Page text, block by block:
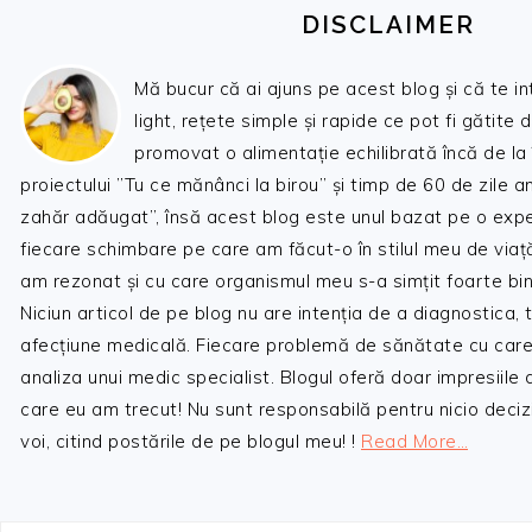
DISCLAIMER
Mă bucur că ai ajuns pe acest blog și că te
light, rețete simple și rapide ce pot fi gătite
promovat o alimentație echilibrată încă de
proiectului ”Tu ce mănânci la birou” și timp de 60 de zile
zahăr adăugat”, însă acest blog este unul bazat pe o
fiecare schimbare pe care am făcut-o în stilul meu de
am rezonat și cu care organismul meu s-a simțit foarte
Niciun articol de pe blog nu are intenția de a diagnostica,
afecțiune medicală. Fiecare problemă de sănătate cu
analiza unui medic specialist. Blogul oferă doar impresiile
care eu am trecut! Nu sunt responsabilă pentru nicio
voi, citind postările de pe blogul meu! ! Read More…